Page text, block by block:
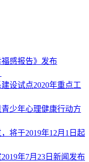
福感报告》发布
设试点2020年重点工
少年心理健康行动方
将于2019年12月1日起
年7月23日新闻发布